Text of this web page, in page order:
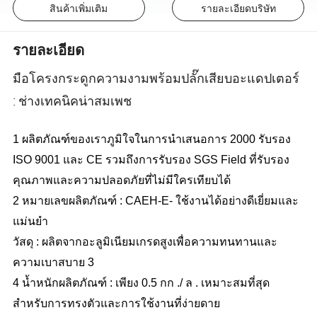
สินค้าเพิ่มเติม รายละเอียดบริษัท
รายละเอียด
มือโครงกระดูกความงามพร้อมปลั๊กเสียบอะแดปเตอร์
: ช่างเทคนิคน่าสมเพช
1 ผลิตภัณฑ์ของเราภูมิใจในการนำเสนอการ 2000 รับรอง
ISO 9001 และ CE รวมถึงการรับรอง SGS Field ที่รับรอง
คุณภาพและความปลอดภัยที่ไม่มีใครเทียบได้
2 หมายเลขผลิตภัณฑ์ : CAEH-E- ใช้งานได้อย่างดีเยี่ยมและ
แม่นยำ
วัสดุ : ผลิตจากอะลูมิเนียมเกรดสูงเพื่อความทนทานและ
ความเบาสบาย 3
4 น้ำหนักผลิตภัณฑ์ : เพียง 0.5 กก ./ ล . เหมาะสมที่สุด
สำหรับการทรงตัวและการใช้งานที่ง่ายดาย